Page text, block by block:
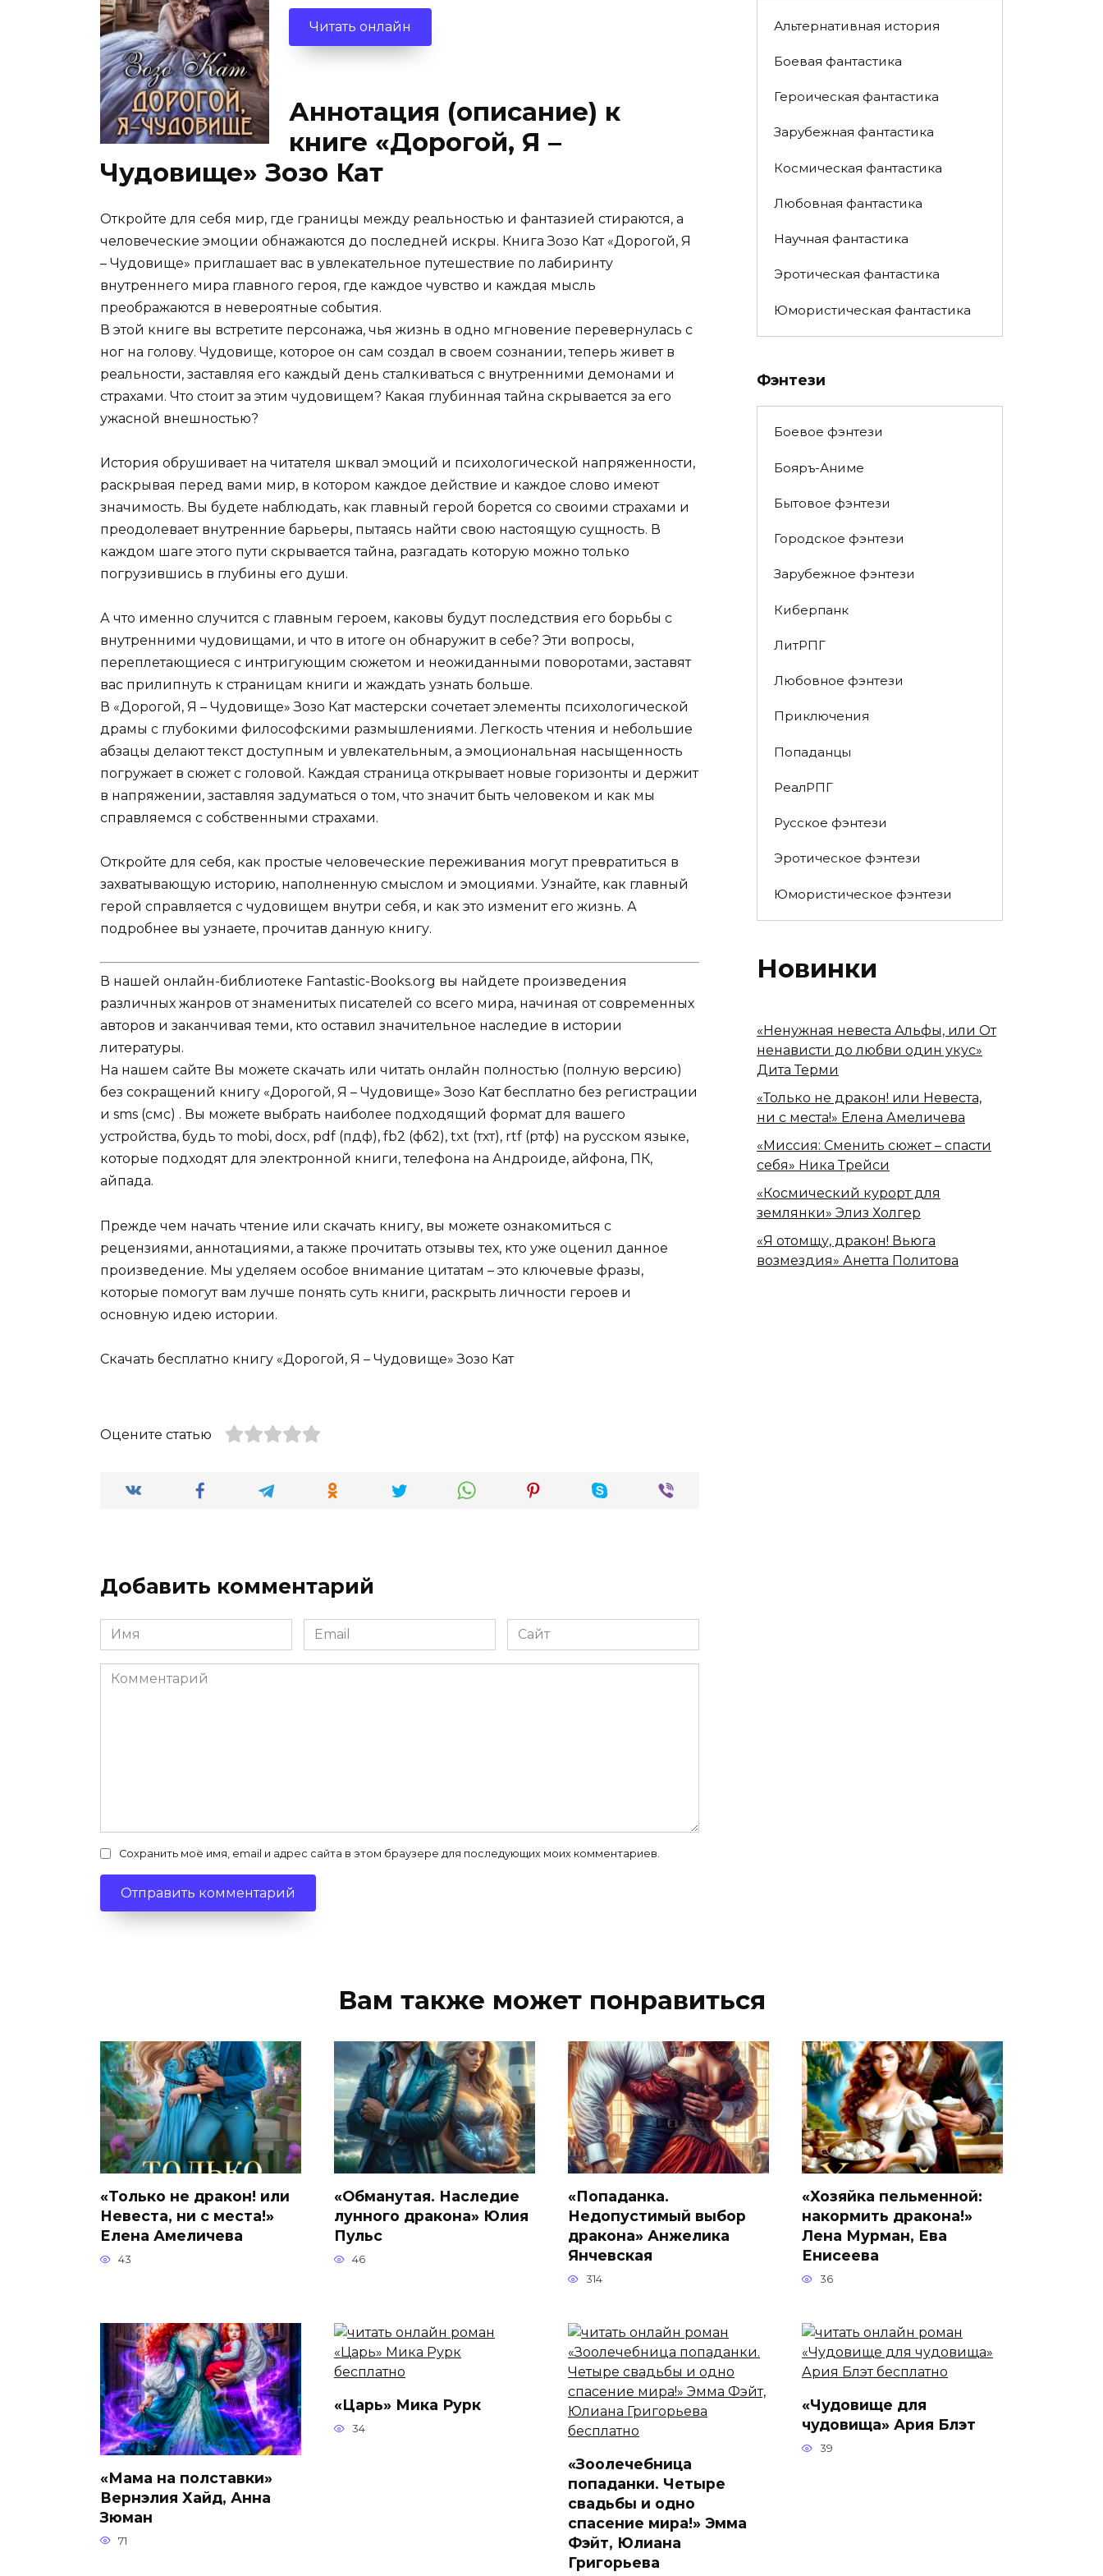
Читать онлайн
Аннотация (описание) к
книге «Дорогой, Я –
Чудовище» Зозо Кат
Откройте для себя мир, где границы между реальностью и фантазией стираются, а
человеческие эмоции обнажаются до последней искры. Книга Зозо Кат «Дорогой, Я
– Чудовище» приглашает вас в увлекательное путешествие по лабиринту
внутреннего мира главного героя, где каждое чувство и каждая мысль
преображаются в невероятные события.
В этой книге вы встретите персонажа, чья жизнь в одно мгновение перевернулась с
ног на голову. Чудовище, которое он сам создал в своем сознании, теперь живет в
реальности, заставляя его каждый день сталкиваться с внутренними демонами и
страхами. Что стоит за этим чудовищем? Какая глубинная тайна скрывается за его
ужасной внешностью?
История обрушивает на читателя шквал эмоций и психологической напряженности,
раскрывая перед вами мир, в котором каждое действие и каждое слово имеют
значимость. Вы будете наблюдать, как главный герой борется со своими страхами и
преодолевает внутренние барьеры, пытаясь найти свою настоящую сущность. В
каждом шаге этого пути скрывается тайна, разгадать которую можно только
погрузившись в глубины его души.
А что именно случится с главным героем, каковы будут последствия его борьбы с
внутренними чудовищами, и что в итоге он обнаружит в себе? Эти вопросы,
переплетающиеся с интригующим сюжетом и неожиданными поворотами, заставят
вас прилипнуть к страницам книги и жаждать узнать больше.
В «Дорогой, Я – Чудовище» Зозо Кат мастерски сочетает элементы психологической
драмы с глубокими философскими размышлениями. Легкость чтения и небольшие
абзацы делают текст доступным и увлекательным, а эмоциональная насыщенность
погружает в сюжет с головой. Каждая страница открывает новые горизонты и держит
в напряжении, заставляя задуматься о том, что значит быть человеком и как мы
справляемся с собственными страхами.
Откройте для себя, как простые человеческие переживания могут превратиться в
захватывающую историю, наполненную смыслом и эмоциями. Узнайте, как главный
герой справляется с чудовищем внутри себя, и как это изменит его жизнь. А
подробнее вы узнаете, прочитав данную книгу.
В нашей онлайн-библиотеке Fantastic-Books.org вы найдете произведения
различных жанров от знаменитых писателей со всего мира, начиная от современных
авторов и заканчивая теми, кто оставил значительное наследие в истории
литературы.
На нашем сайте Вы можете скачать или читать онлайн полностью (полную версию)
без сокращений книгу «Дорогой, Я – Чудовище» Зозо Кат бесплатно без регистрации
и sms (смс) . Вы можете выбрать наиболее подходящий формат для вашего
устройства, будь то mobi, docx, pdf (пдф), fb2 (фб2), txt (тхт), rtf (ртф) на русском языке,
которые подходят для электронной книги, телефона на Андроиде, айфона, ПК,
айпада.
Прежде чем начать чтение или скачать книгу, вы можете ознакомиться с
рецензиями, аннотациями, а также прочитать отзывы тех, кто уже оценил данное
произведение. Мы уделяем особое внимание цитатам – это ключевые фразы,
которые помогут вам лучше понять суть книги, раскрыть личности героев и
основную идею истории.
Скачать бесплатно книгу «Дорогой, Я – Чудовище» Зозо Кат
Оцените статью
Добавить комментарий
Имя
*
Email
*
Сайт
Комментарий
Сохранить моё имя, email и адрес сайта в этом браузере для последующих моих комментариев.
Альтернативная история
Боевая фантастика
Героическая фантастика
Зарубежная фантастика
Космическая фантастика
Любовная фантастика
Научная фантастика
Эротическая фантастика
Юмористическая фантастика
Фэнтези
Боевое фэнтези
Бояръ-Аниме
Бытовое фэнтези
Городское фэнтези
Зарубежное фэнтези
Киберпанк
ЛитРПГ
Любовное фэнтези
Приключения
Попаданцы
РеалРПГ
Русское фэнтези
Эротическое фэнтези
Юмористическое фэнтези
Новинки
«Ненужная невеста Альфы, или От
ненависти до любви один укус»
Дита Терми
«Только не дракон! или Невеста,
ни с места!» Елена Амеличева
«Миссия: Сменить сюжет – спасти
себя» Ника Трейси
«Космический курорт для
землянки» Элиз Холгер
«Я отомщу, дракон! Вьюга
возмездия» Анетта Политова
Вам также может понравиться
«Только не дракон! или
Невеста, ни с места!»
Елена Амеличева
43
«Обманутая. Наследие
лунного дракона» Юлия
Пульс
46
«Попаданка.
Недопустимый выбор
дракона» Анжелика
Янчевская
314
«Хозяйка пельменной:
накормить дракона!»
Лена Мурман, Ева
Енисеева
36
«Мама на полставки»
Вернэлия Хайд, Анна
Зюман
71
«Царь» Мика Рурк
34
«Зоолечебница
попаданки. Четыре
свадьбы и одно
спасение мира!» Эмма
Фэйт, Юлиана
Григорьева
«Чудовище для
чудовища» Ария Блэт
39